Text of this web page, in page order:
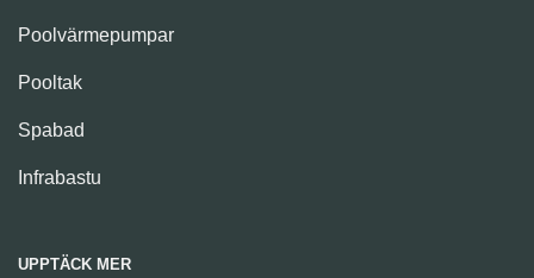
Poolvärmepumpar
Pooltak
Spabad
Infrabastu
UPPTÄCK MER